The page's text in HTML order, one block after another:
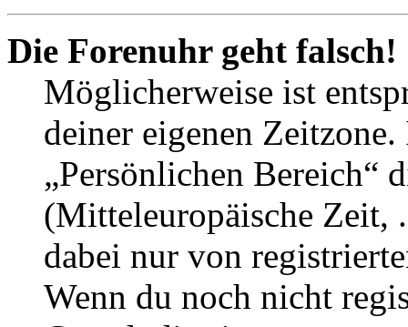
Die Forenuhr geht falsch!
Möglicherweise ist
deiner eigenen
„Persönlichen Bereich“
(Mitteleuropäische Zeit,
dabei nur von
Wenn du noch nicht